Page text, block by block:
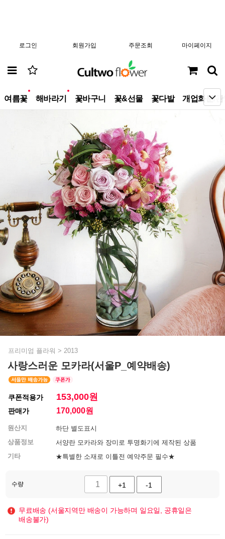
로그인 회원가입 주문조회 마이페이지
여름꽃 해바라기 꽃바구니 꽃&선물 꽃다발 개업화분/
프리미엄 플라워 > 2013
사랑스러운 모카라(서울P_예약배송)
쿠폰적용가 153,000원
판매가 170,000원
원산지
하단 별도표시
상품정보
서양란 모카라와 장미로 투명화기에 제작된 상품
기타
★특별한 소재로 이틀전 예약주문 필수★
수량 +1 -1
무료배송 (서울지역만 배송이 가능하며 일요일, 공휴일은
배송불가)